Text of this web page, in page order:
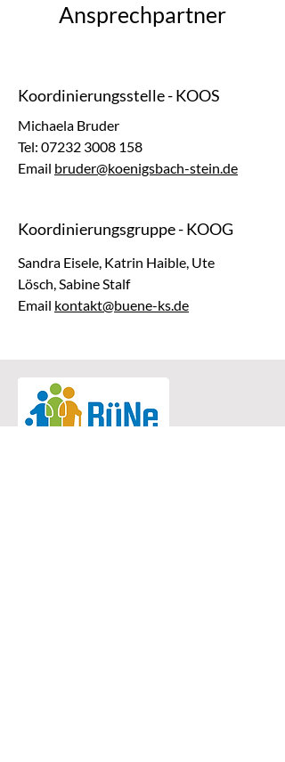
Ansprechpartner
Koordinierungsstelle - KOOS
Michaela Bruder
Tel: 07232 3008 158
Email bruder@koenigsbach-stein.de
Koordinierungsgruppe - KOOG
Sandra Eisele, Katrin Haible, Ute
Lösch, Sabine Stalf
Email kontakt@buene-ks.de